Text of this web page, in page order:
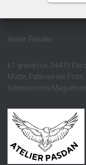
Atelier Pasdan
61 grand rue, 34470
Motte, Palavas-les-Flots,
Villeneuve-les-